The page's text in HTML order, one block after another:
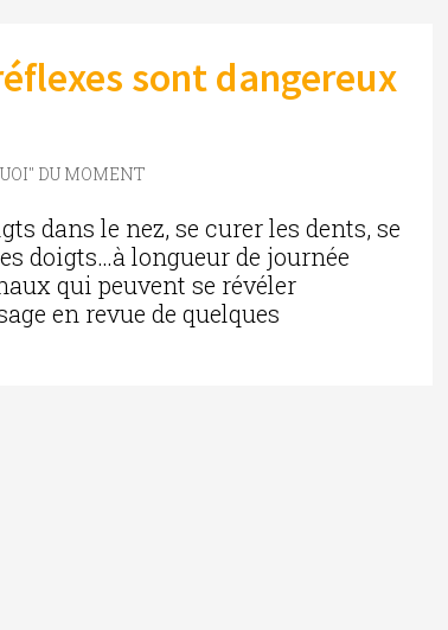
sont dangereux
DU MOMENT
dans le nez, se curer les dents, se
doigts…à longueur de journée
qui peuvent se révéler
en revue de quelques